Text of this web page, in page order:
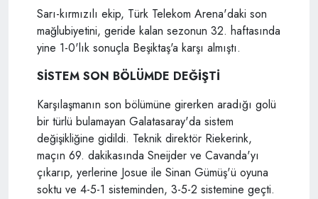
Sarı-kırmızılı ekip, Türk Telekom Arena'daki son
mağlubiyetini, geride kalan sezonun 32. haftasında
yine 1-0'lık sonuçla Beşiktaş'a karşı almıştı.
SİSTEM SON BÖLÜMDE DEĞİŞTİ
Karşılaşmanın son bölümüne girerken aradığı golü
bir türlü bulamayan Galatasaray'da sistem
değişikliğine gidildi. Teknik direktör Riekerink,
maçın 69. dakikasında Sneijder ve Cavanda'yı
çıkarıp, yerlerine Josue ile Sinan Gümüş'ü oyuna
soktu ve 4-5-1 sisteminden, 3-5-2 sistemine geçti.